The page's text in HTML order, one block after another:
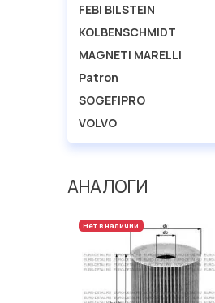
FEBI BILSTEIN
KOLBENSCHMIDT
MAGNETI MARELLI
Patron
SOGEFIPRO
VOLVO
АНАЛОГИ
Нет в наличии